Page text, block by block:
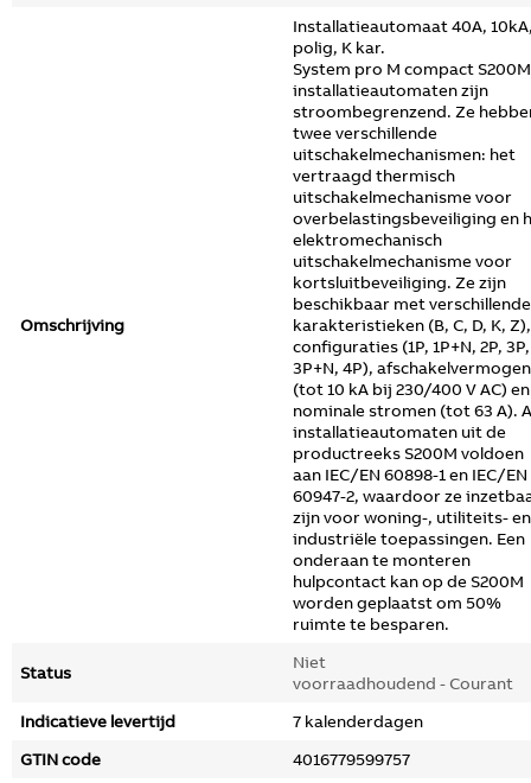
Omschrijving
Installatieautomaat 40A,
polig, K kar.
System pro M compact S200M
installatieautomaten zijn
stroombegrenzend. Ze
twee verschillende
uitschakelmechanismen: het
vertraagd thermisch
uitschakelmechanisme voor
overbelastingsbeveiliging en
elektromechanisch
uitschakelmechanisme voor
kortsluitbeveiliging. Ze zijn
beschikbaar met verschillende
karakteristieken (B, C, D, K, Z),
configuraties (1P, 1P+N, 2P, 3P,
3P+N, 4P),
(tot 10 kA bij 230/400 V AC) en
nominale stromen (tot 63 A).
installatieautomaten uit de
productreeks S200M voldoen
aan IEC/EN 60898-1 en IEC/EN
60947-2, waardoor ze
zijn voor woning-, utiliteits- en
industriële toepassingen. Een
onderaan te monteren
hulpcontact kan op de S200M
worden geplaatst om 50%
ruimte te besparen.
Status
Niet
voorraadhoudend - Courant
Indicatieve levertijd
7 kalenderdagen
GTIN code
4016779599757